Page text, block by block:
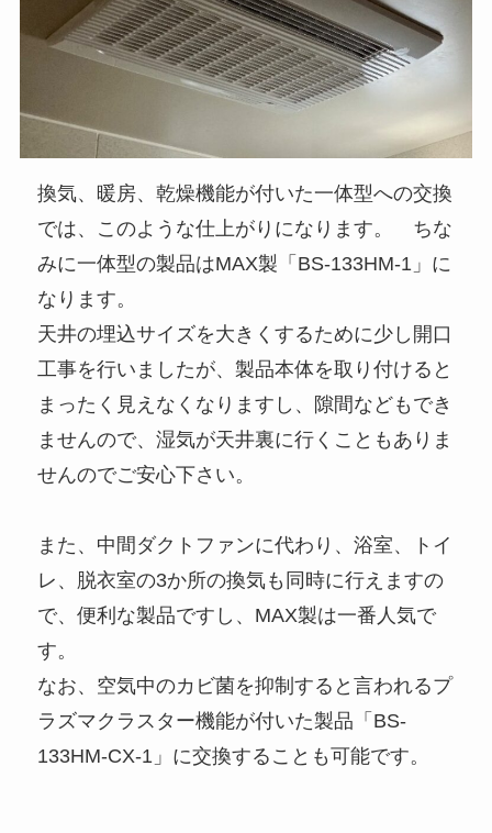
換気、暖房、乾燥機能が付いた一体型への交換
では、このような仕上がりになります。 ちな
みに一体型の製品はMAX製「BS-133HM-1」に
なります。
天井の埋込サイズを大きくするために少し開口
工事を行いましたが、製品本体を取り付けると
まったく見えなくなりますし、隙間などもでき
ませんので、湿気が天井裏に行くこともありま
せんのでご安心下さい。
また、中間ダクトファンに代わり、浴室、トイ
レ、脱衣室の3か所の換気も同時に行えますの
で、便利な製品ですし、MAX製は一番人気で
す。
なお、空気中のカビ菌を抑制すると言われるプ
ラズマクラスター機能が付いた製品「BS-
133HM-CX-1」に交換することも可能です。